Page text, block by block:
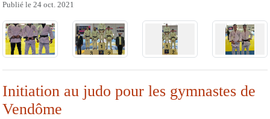
Publié le 24 oct. 2021
Initiation au judo pour les gymnastes de
Vendôme